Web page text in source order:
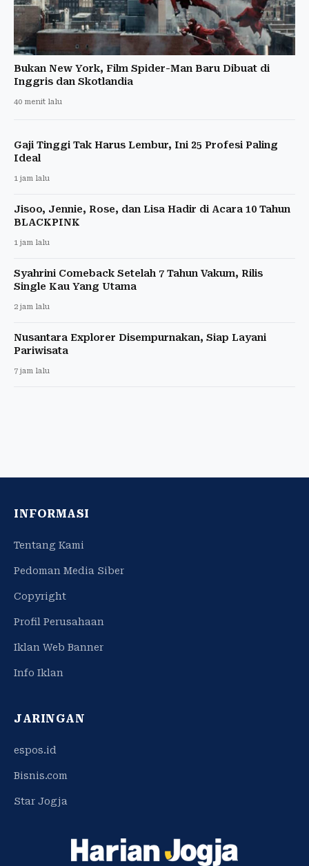
Bukan New York, Film Spider-Man Baru Dibuat di
Inggris dan Skotlandia
40 menit lalu
Gaji Tinggi Tak Harus Lembur, Ini 25 Profesi Paling
Ideal
1 jam lalu
Jisoo, Jennie, Rose, dan Lisa Hadir di Acara 10 Tahun
BLACKPINK
1 jam lalu
Syahrini Comeback Setelah 7 Tahun Vakum, Rilis
Single Kau Yang Utama
2 jam lalu
Nusantara Explorer Disempurnakan, Siap Layani
Pariwisata
7 jam lalu
INFORMASI
Tentang Kami
Pedoman Media Siber
Copyright
Profil Perusahaan
Iklan Web Banner
Info Iklan
JARINGAN
espos.id
Bisnis.com
Star Jogja